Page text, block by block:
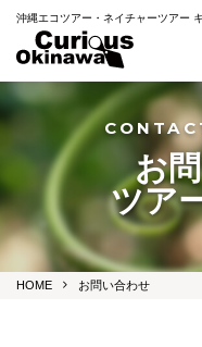
沖縄エコツアー・ネイチャーツアー
お
ツア
HOME お問い合わせ